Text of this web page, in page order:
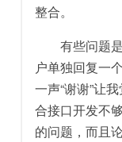
整合。
有些问题是
户单独回复一
一声“谢谢”让
合接口开发不
的问题，而且